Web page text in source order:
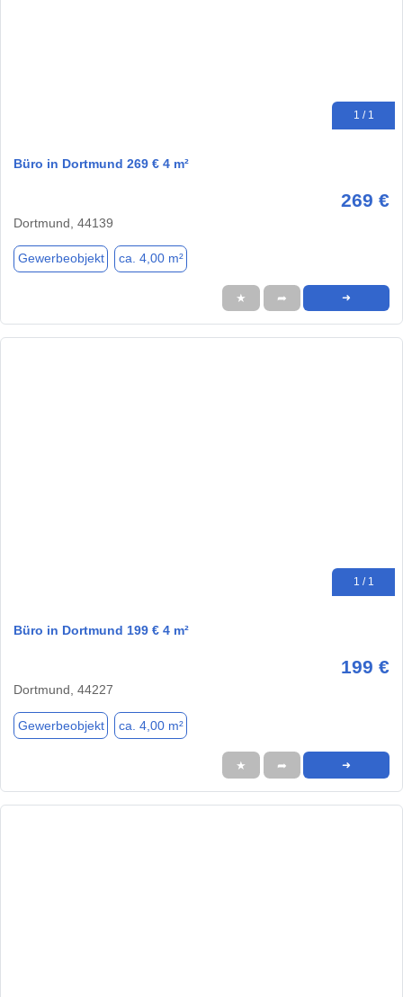
1 / 1
Büro in Dortmund 269 € 4 m²
269 €
Dortmund, 44139
Gewerbeobjekt ca. 4,00 m²
★ ➦ ➜
1 / 1
Büro in Dortmund 199 € 4 m²
199 €
Dortmund, 44227
Gewerbeobjekt ca. 4,00 m²
★ ➦ ➜